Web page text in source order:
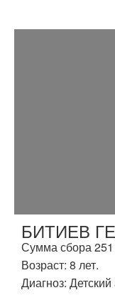
БИТИЕВ
Сумма сбора 251
Возраст: 8 лет.
Диагноз: Детский